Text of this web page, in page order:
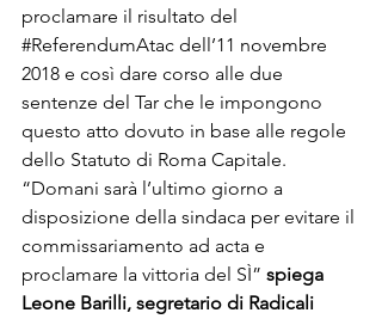
proclamare il risultato del
#ReferendumAtac dell’11 novembre
2018 e così dare corso alle due
sentenze del Tar che le impongono
questo atto dovuto in base alle regole
dello Statuto di Roma Capitale.
“Domani sarà l’ultimo giorno a
disposizione della sindaca per evitare il
commissariamento ad acta e
proclamare la vittoria del SÌ” spiega
Leone Barilli, segretario di Radicali